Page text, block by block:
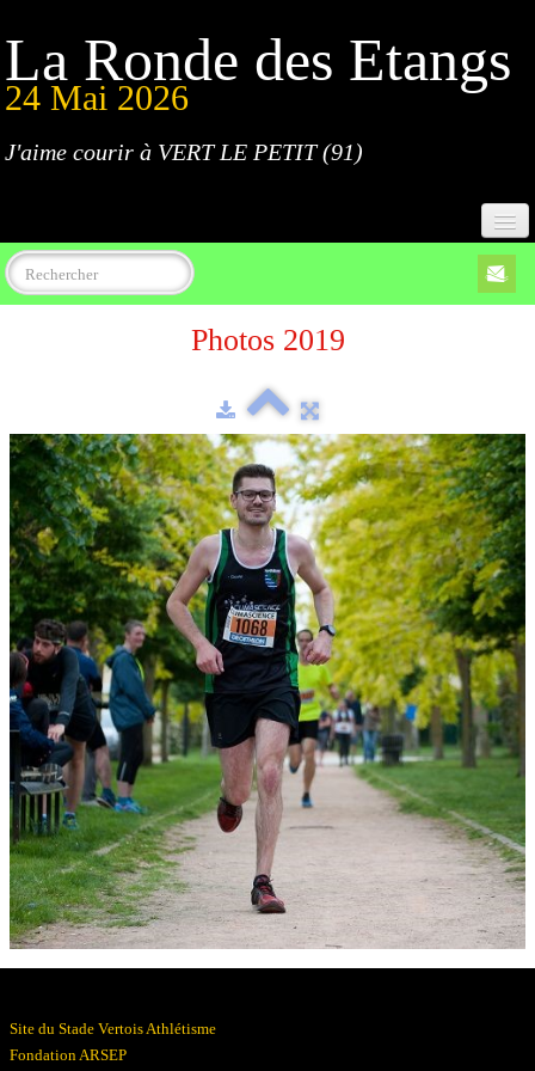
La Ronde des Etangs
24 Mai 2026
J'aime courir à VERT LE PETIT (91)
Accueil
Règlement
Parcours
Résultats
Devenez bénévoles
Partenaires
Photos ▼
Photos 2019
Site du Stade Vertois Athlétisme
Fondation ARSEP